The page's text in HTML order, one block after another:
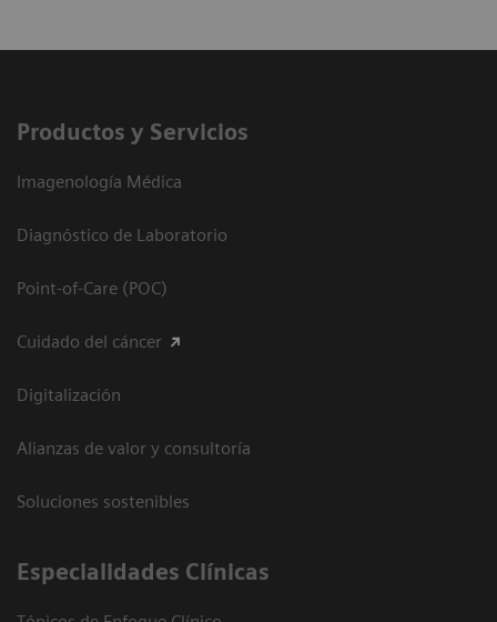
Productos y Servicios
Imagenología Médica
Diagnóstico de Laboratorio
Point-of-Care (POC)
Cuidado del cáncer
Digitalización
Alianzas de valor y consultoría
Soluciones sostenibles
Especialidades Clínicas